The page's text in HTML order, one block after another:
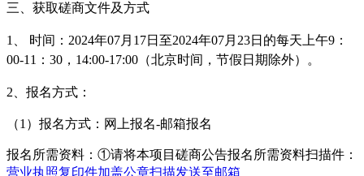
三、获取磋商文件及方式
1、 时间： 2024年07月17日至2024年07月23日 的每天上午9：
00-11：30，14:00-17:00（北京时间 ， 节假日期除外） 。
2、 报名方式：
（1）报名方式： 网上报名-邮箱报名
报名所需资料： ①请将本项目 磋商公告报名所需资料扫描件：
营业执照复印件加盖公章扫描发送至邮箱